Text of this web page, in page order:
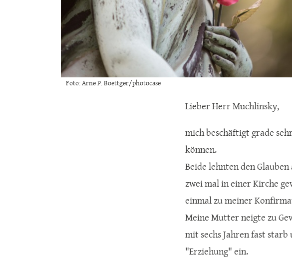
Foto: Arne P. Boettger/photocase
Lieber Herr Muchlinsky,
mich beschäftigt grade
können.
Beide lehnten den
zwei mal in einer Kirche
einmal zu meiner
Meine Mutter neigte zu
mit sechs Jahren fast
"Erziehung" ein.